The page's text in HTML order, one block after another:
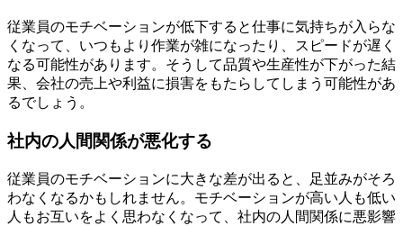
従業員のモチベーションが低下すると仕事に気持ちが入らな
くなって、いつもより作業が雑になったり、スピードが遅く
なる可能性があります。そうして品質や生産性が下がった結
果、会社の売上や利益に損害をもたらしてしまう可能性があ
るでしょう。
社内の人間関係が悪化する
従業員のモチベーションに大きな差が出ると、足並みがそろ
わなくなるかもしれません。モチベーションが高い人も低い
人もお互いをよく思わなくなって、社内の人間関係に悪影響